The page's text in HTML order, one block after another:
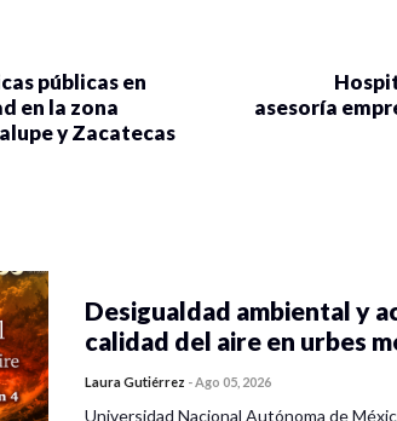
públicas en
en la zona
y Zacatecas
asesoría
Desigualdad ambiental y
calidad del aire en urbes
Laura Gutiérrez -Ago 05, 2026
Universidad Nacional Autónoma de